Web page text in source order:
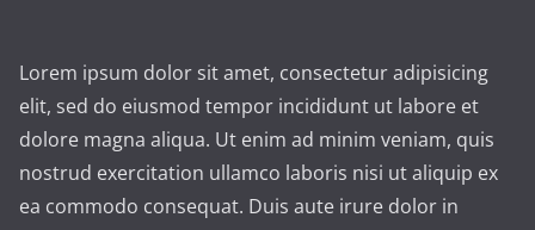
Lorem ipsum dolor sit amet, consectetur adipisicing
elit, sed do eiusmod tempor incididunt ut labore et
dolore magna aliqua. Ut enim ad minim veniam, quis
nostrud exercitation ullamco laboris nisi ut aliquip ex
ea commodo consequat. Duis aute irure dolor in